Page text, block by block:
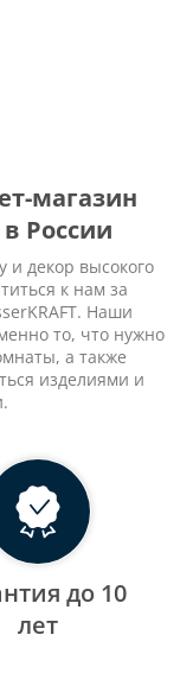
магазин
России
и декор высокого
к нам за
Наши
то, что нужно
а также
изделиями и
до 10
лет